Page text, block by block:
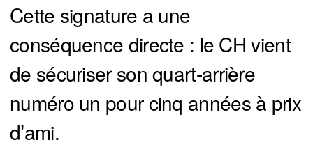
Cette signature a une
conséquence directe : le CH vient
de sécuriser son quart-arrière
numéro un pour cinq années à prix
d’ami.